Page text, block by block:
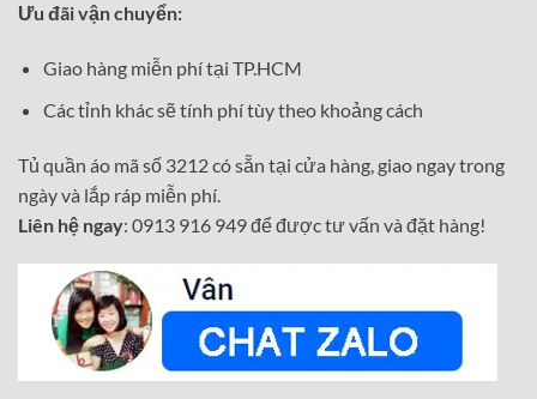
Ưu đãi vận chuyển:
Giao hàng miễn phí tại TP.HCM
Các tỉnh khác sẽ tính phí tùy theo khoảng cách
Tủ quần áo mã số 3212 có sẵn tại cửa hàng, giao ngay trong
ngày và lắp ráp miễn phí.
Liên hệ ngay: 0913 916 949 để được tư vấn và đặt hàng!